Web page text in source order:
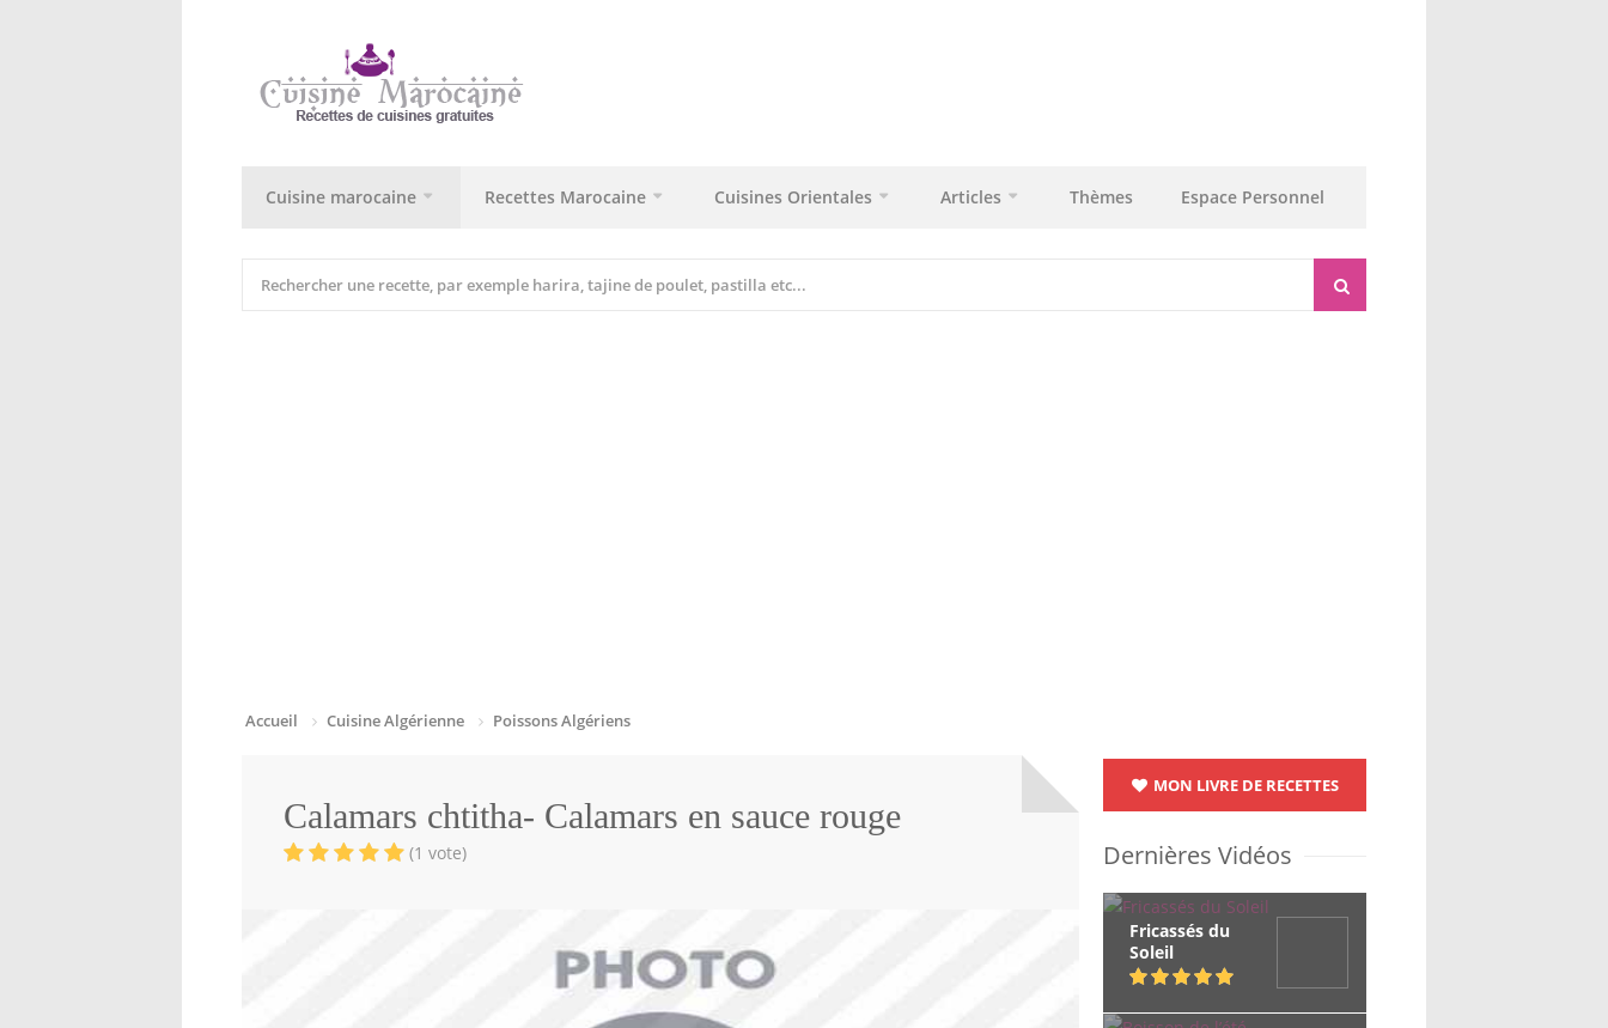
Cuisine marocaine Recettes Marocaine Cuisines Orientales Articles Thèmes Espace Personnel
Accueil Cuisine Algérienne Poissons Algériens
Calamars chtitha- Calamars en sauce rouge
(1 vote)
MON LIVRE DE RECETTES
Dernières Vidéos
Fricassés du
Soleil